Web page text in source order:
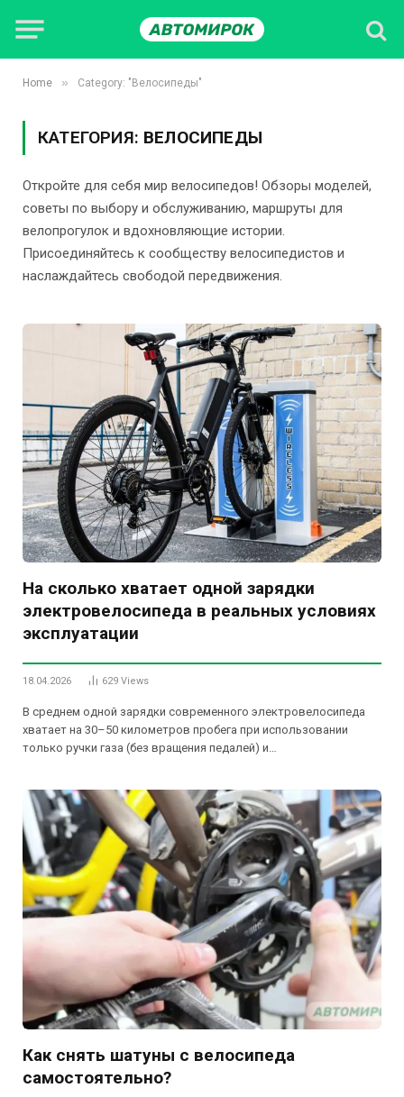
Home » Category: "Велосипеды"
КАТЕГОРИЯ: ВЕЛОСИПЕДЫ
Откройте для себя мир велосипедов! Обзоры моделей,
советы по выбору и обслуживанию, маршруты для
велопрогулок и вдохновляющие истории.
Присоединяйтесь к сообществу велосипедистов и
наслаждайтесь свободой передвижения.
На сколько хватает одной зарядки
электровелосипеда в реальных условиях
эксплуатации
18.04.2026 629 Views
В среднем одной зарядки современного электровелосипеда
хватает на 30–50 километров пробега при использовании
только ручки газа (без вращения педалей) и…
Как снять шатуны с велосипеда
самостоятельно?